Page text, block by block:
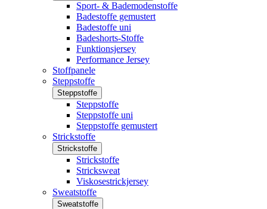
Sport- & Bademodenstoffe
Badestoffe gemustert
Badestoffe uni
Badeshorts-Stoffe
Funktionsjersey
Performance Jersey
Stoffpanele
Steppstoffe
Steppstoffe
Steppstoffe
Steppstoffe uni
Steppstoffe gemustert
Strickstoffe
Strickstoffe
Strickstoffe
Stricksweat
Viskosestrickjersey
Sweatstoffe
Sweatstoffe